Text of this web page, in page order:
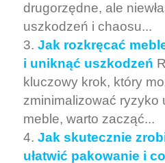
drugorzędne, ale
uszkodzeń i chaosu...
Jak rozkręcać
i uniknąć uszkodzeń
kluczowy krok, który
zminimalizować
meble, warto zacząć...
Jak skutecznie
ułatwić pakowanie i